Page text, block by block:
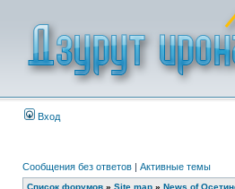
Вход
Сообщения без ответов | Активные темы
Список форумов » Site map » News of